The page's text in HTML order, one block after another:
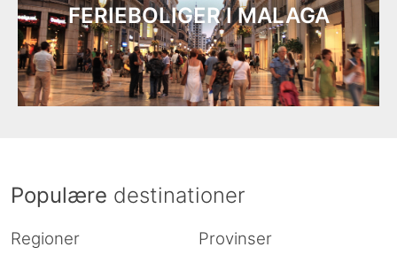
FERIEBOLIGER I MALAGA
Populære destinationer
Regioner Provinser